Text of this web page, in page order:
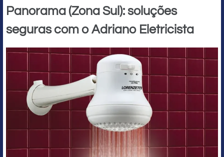
Panorama (Zona Sul): soluções
seguras com o Adriano Eletricista